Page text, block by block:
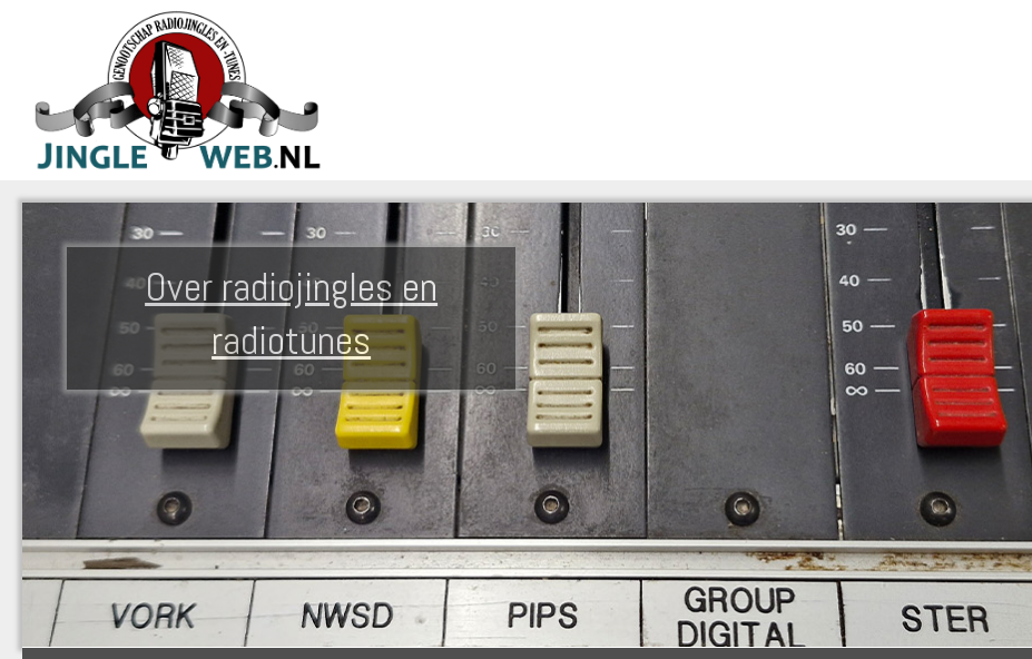
Over radiojingles en
radiotunes